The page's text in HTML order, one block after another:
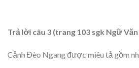
Trả lời câu 3 (trang 103 sgk Ngữ
Cảnh Đèo Ngang được miêu tả gồm